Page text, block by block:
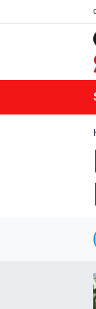
Nöbetçi
Süper Lig
Tüm
Son